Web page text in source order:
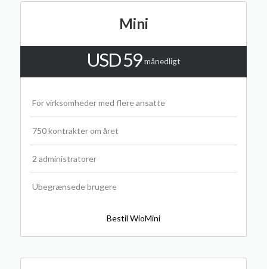
Mini
USD 59månedligt
For virksomheder med flere ansatte
750 kontrakter om året
2 administratorer
Ubegrænsede brugere
Bestil WioMini